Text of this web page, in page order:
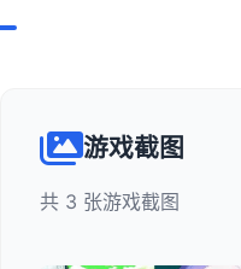
游戏截图
共 3 张游戏截图